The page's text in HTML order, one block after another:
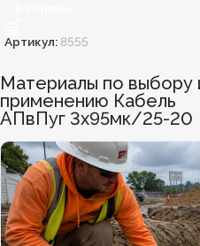
Артикул:8555
Материалы по выбору
применению Кабель
АПвПуг 3х95мк/25-20